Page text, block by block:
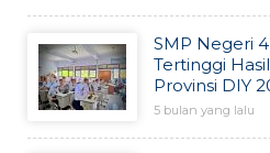
SMP Negeri
Tertinggi
Provinsi DIY
5 bulan yang lalu